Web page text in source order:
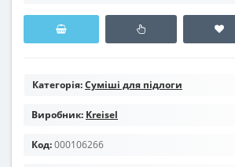
Категорія:Суміші для підлоги
Виробник: Kreisel
Код:000106266